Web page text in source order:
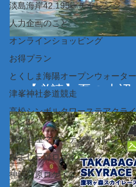
淡島海岸42.195㎞チャレンジ
人力企画のこと
オンラインショッピング
お得プラン
とくしま海陽オープンウォータ
津峯神社参道競走
高松シンボルタワーステアクラ
レンジ
鬼ケ岩屋マウンテンチャレンジ
みよし三野ロゲイニング
神鍋高原ロゲイニング
【必読】夏の水辺
（カヤック・SUP
マット漂流、コー
ング、その他ツア
いて＋お得なキャ